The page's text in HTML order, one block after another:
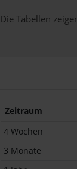
Die Tabellen
Zeitraum
4 Wochen
3 Monate